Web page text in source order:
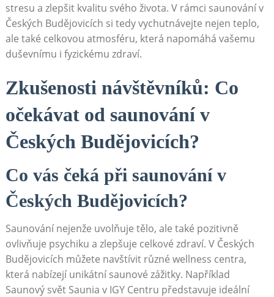
stresu a zlepšit kvalitu svého života. V rámci saunování v
Českých Budějovicích si tedy vychutnávejte nejen teplo,
ale také celkovou atmosféru, která napomáhá vašemu
duševnímu i fyzickému zdraví.
Zkušenosti návštěvníků: Co
očekávat od saunování v ​
Českých Budějovicích?
Co vás čeká při⁣ saunování v
‌Českých Budějovicích?
Saunování nejenže uvolňuje‍ tělo, ale také pozitivně
ovlivňuje psychiku a zlepšuje celkové zdraví. V Českých
Budějovicích‌ můžete navštívit různé wellness centra,
která ​nabízejí unikátní saunové zážitky. ⁢Například
Saunový svět ⁤Saunia⁢ v IGY Centru představuje ideální